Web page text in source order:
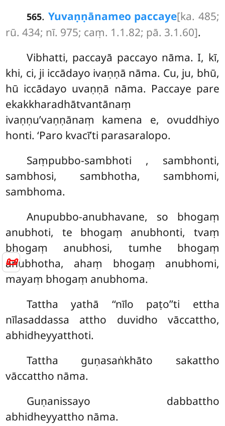
📜
565. Yuvaṇṇānameo paccaye[ka. 485;
rū. 434; nī. 975; caṃ. 1.1.82; pā. 3.1.60].
Vibhatti, paccayā paccayo nāma. I, kī,
khi, ci, ji iccādayo ivaṇṇā nāma. Cu, ju, bhū,
hū iccādayo uvaṇṇā nāma. Paccaye pare
ekakkharadhātvantānaṃ
ivaṇṇu’vaṇṇānaṃ kamena e, ovuddhiyo
honti. ‘Paro kvacī’ti parasaralopo.
Saṃpubbo-sambhoti , sambhonti,
sambhosi, sambhotha, sambhomi,
sambhoma.
Anupubbo-anubhavane, so bhogaṃ
anubhoti, te bhogaṃ anubhonti, tvaṃ
bhogaṃ anubhosi, tumhe bhogaṃ
anubhotha, ahaṃ bhogaṃ anubhomi,
mayaṃ bhogaṃ anubhoma.
Tattha yathā ‘‘nīlo paṭo’’ti ettha
nīlasaddassa attho duvidho vāccattho,
abhidheyyatthoti.
Tattha guṇasaṅkhāto sakattho
vāccattho nāma.
Guṇanissayo dabbattho
abhidheyyattho nāma.